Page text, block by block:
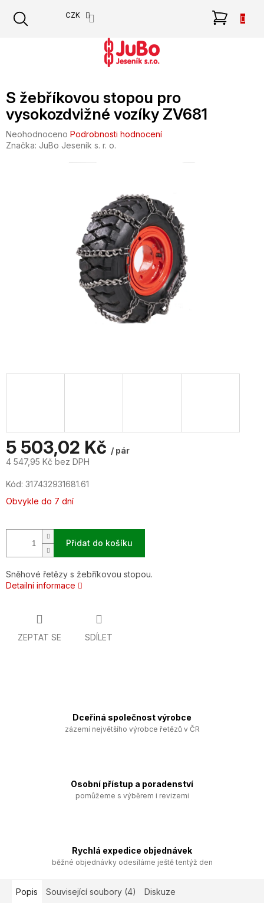
obsah
CZK
S žebříkovou stopou pro
vysokozdvižné vozíky ZV681
Průměrné
hodnocení
Neohodnoceno Podrobnosti hodnocení
Značka: JuBo Jeseník s. r. o.
5 503,02 Kč / pár
4 547,95 Kč bez DPH
cena:
Kód: 317432931681.61
Obvykle do 7 dní
Přidat do košíku
Sněhové řetězy s žebříkovou stopou.
Detailní informace
ZEPTAT SE SDÍLET
Dceřiná společnost výrobce
zázemí největšího výrobce řetězů v ČR
Osobní přístup a poradenství
pomůžeme s výběrem i revizemi
Rychlá expedice objednávek
běžné objednávky odesíláme ještě tentýž den
Popis Související soubory (4) Diskuze